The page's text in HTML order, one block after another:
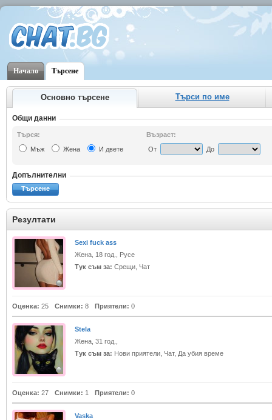
Начало Търсене
Основно търсене Търси по име
Общи данни
Търся:
Мъж
Жена И двете
Възраст:
От
До
Допълнителни
Търсене
Резултати
Sexi fuck ass
Жена, 18 год., Русе
Тук съм за: Срещи, Чат
Оценка: 25 Снимки: 8 Приятели: 0
Stela
Жена, 31 год.,
Тук съм за: Нови приятели, Чат, Да убия време
Оценка: 27 Снимки: 1 Приятели: 0
Vaska